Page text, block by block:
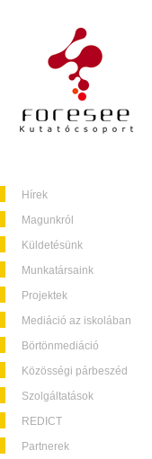
Hírek
Magunkról
Küldetésünk
Munkatársaink
Projektek
Mediáció az iskolában
Börtönmediáció
Közösségi párbeszéd
Szolgáltatások
REDICT
Partnerek